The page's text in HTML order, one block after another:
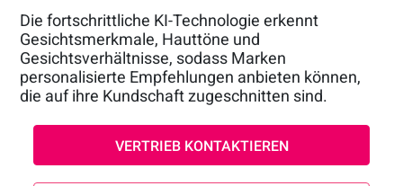
Die fortschrittliche KI-Technologie erkennt
Gesichtsmerkmale, Hauttöne und
Gesichtsverhältnisse, sodass Marken
personalisierte Empfehlungen anbieten können,
die auf ihre Kundschaft zugeschnitten sind.
VERTRIEB KONTAKTIEREN